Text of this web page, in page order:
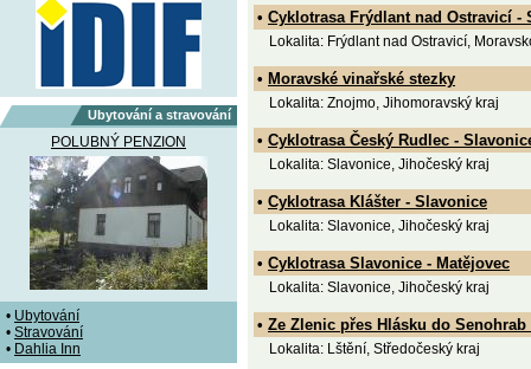
Ubytování a stravování
POLUBNÝ PENZION
• Ubytování
• Stravování
• Dahlia Inn
• Cyklotrasa Frýdlant nad Ostravicí -
Lokalita: Frýdlant nad Ostravicí,
• Moravské vinařské stezky
Lokalita: Znojmo, Jihomoravský kraj
• Cyklotrasa Český Rudlec -
Lokalita: Slavonice, Jihočeský kraj
• Cyklotrasa Klášter - Slavonice
Lokalita: Slavonice, Jihočeský kraj
• Cyklotrasa Slavonice - Matějovec
Lokalita: Slavonice, Jihočeský kraj
• Ze Zlenic přes Hlásku do
Lokalita: Lštění, Středočeský kraj